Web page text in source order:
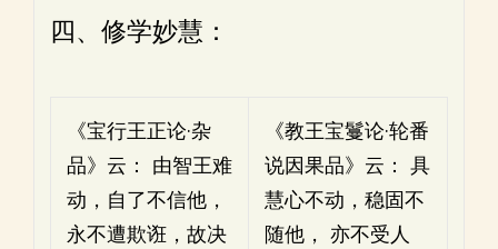
四、修学妙慧：
《宝行王正论·杂
品》云： 由智王难
动，自了不信他，
永不遭欺诳，故决
《教王宝鬘论·轮番
说因果品》云： 具
慧心不动，稳固不
随他， 亦不受人